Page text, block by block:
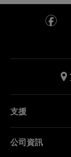
支援
公司資訊